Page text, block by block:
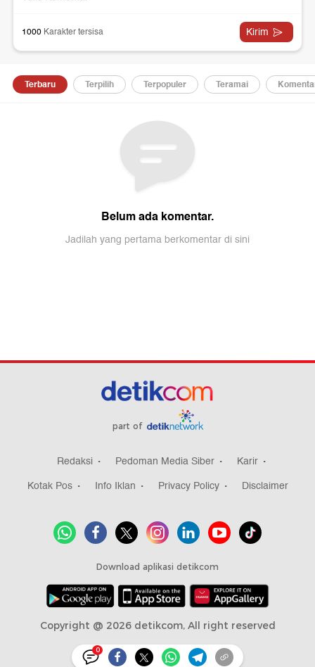
0
part of
Redaksi Pedoman Media Siber
Karir
Kotak Pos
Info Iklan Privacy Policy Disclaimer
Download aplikasi detikcom
Copyright @ 2026 detikcom, All right reserved